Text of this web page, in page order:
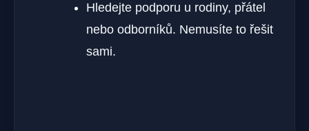
Hledejte podporu u rodiny, přátel
nebo odborníků. Nemusíte to řešit
sami.